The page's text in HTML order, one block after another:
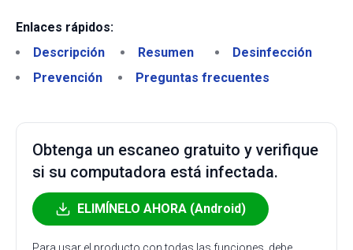
Enlaces rápidos:
Descripción
Resumen
Desinfección
Prevención
Preguntas frecuentes
Obtenga un escaneo gratuito y verifique
si su computadora está infectada.
ELIMÍNELO AHORA (Android)